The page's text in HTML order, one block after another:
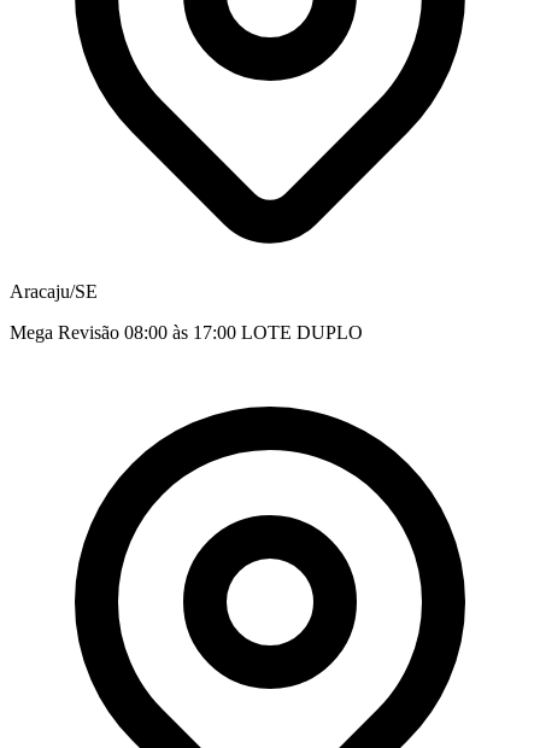
Aracaju/SE
Mega Revisão 08:00 às 17:00 LOTE DUPLO